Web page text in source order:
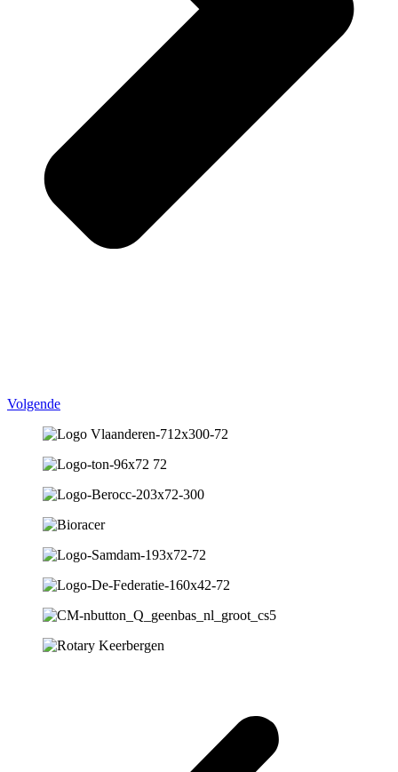
Volgende